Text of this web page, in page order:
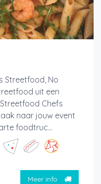
Streetfood, No
uit een
Chefs
naar jouw event
foodtruc...
Meer info